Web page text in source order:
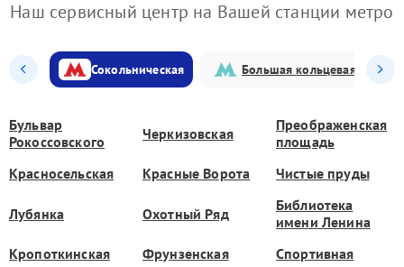
Наш сервисный центр на Вашей станции метро
Сокольническая Большая кольцевая
Бульвар
Рокоссовского
Черкизовская
Преображенская
площадь
Красносельская
Красные Ворота Чистые пруды
Лубянка Охотный Ряд
Библиотека
имени Ленина
Кропоткинская
Фрунзенская Спортивная